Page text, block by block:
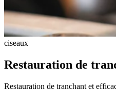
ciseaux
Restauration de
Restauration de tranchant et